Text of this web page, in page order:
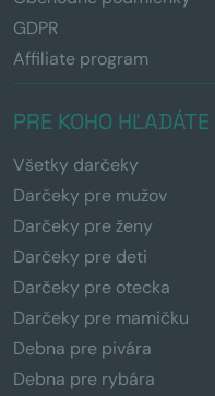
GDPR
Affiliate program
PRE KOHO
Všetky darčeky
Darčeky pre mužov
Darčeky pre ženy
Darčeky pre deti
Darčeky pre otecka
Darčeky pre mamičku
Debna pre pivára
Debna pre rybára